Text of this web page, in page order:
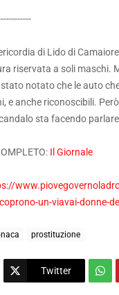
di Lido di
riservata a soli maschi.
notato che le auto
e anche riconoscibili.
sta facendo
Il Giornale
un-viavai-donne-
prostituzione
Twitter